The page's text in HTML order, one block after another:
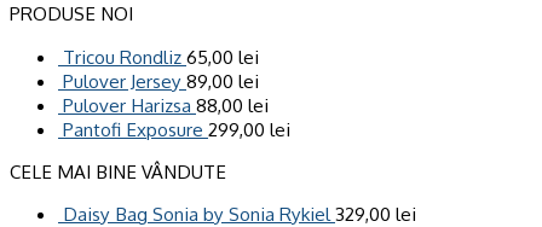
PRODUSE NOI
Tricou Rondliz 65,00 lei
Pulover Jersey 89,00 lei
Pulover Harizsa 88,00 lei
Pantofi Exposure 299,00 lei
CELE MAI BINE VÂNDUTE
Daisy Bag Sonia by Sonia Rykiel 329,00 lei